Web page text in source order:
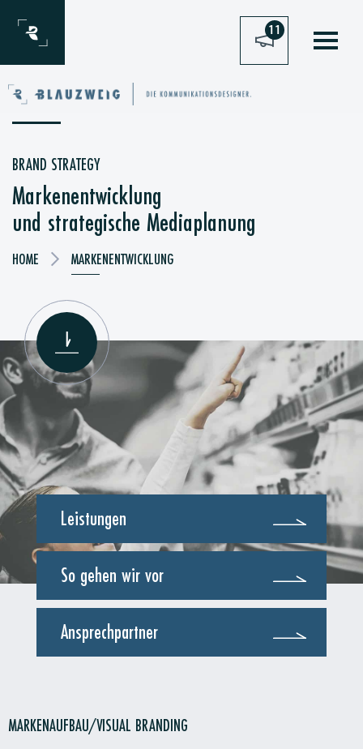
11
BRAND STRATEGY
Markenentwicklung
und strategische Mediaplanung
HOME MARKENENTWICKLUNG
BLAUZWEIG-ZUSAMMENFASSUNG-CORPORATEWEB
Leistungen
So gehen wir vor
Ansprechpartner
MARKENAUFBAU/VISUAL BRANDING